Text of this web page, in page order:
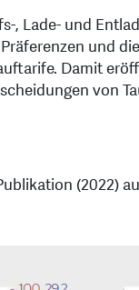
, Lade- und
und
Damit
von
(2022)